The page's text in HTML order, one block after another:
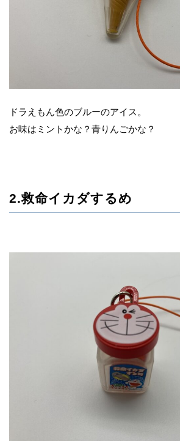
ドラえもん色のブルーのアイス。
お味はミントかな？青りんごかな？
2.救命イカダするめ